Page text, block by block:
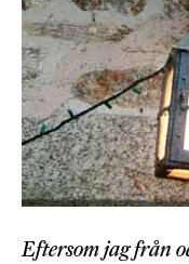
Eftersom jag från